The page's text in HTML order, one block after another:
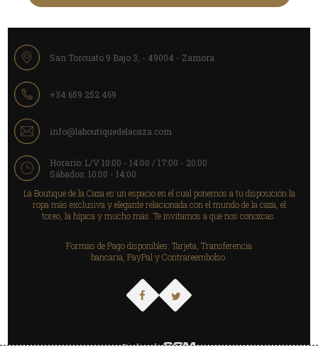
San Torcuato 9 Bajo 3, - 49004 - Zamora
+34 659 252 469
info@laboutiquedelacaza.com
Horario: L/V 10:00 - 14:00 / 17:00 - 20:00
Sábados: 10:00 - 14:00
La Boutique de la Caza es un espacio en el cual ponemos a tu disposición la
ropa más exclusiva y elegante relacionada con el mundo de la caza, el
toreo, la hípica y mucho más. Te invitamos a que nos conozcas.
Formas de Pago disponibles: Tarjeta, Transferencia
bancaria, PayPal y Contrareembolso.